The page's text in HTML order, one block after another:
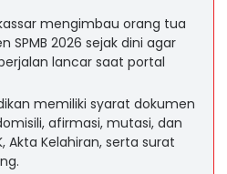
mengimbau orang tua
SPMB 2026 sejak dini agar
lancar saat portal
memiliki syarat dokumen
afirmasi, mutasi, dan
Akta Kelahiran, serta surat